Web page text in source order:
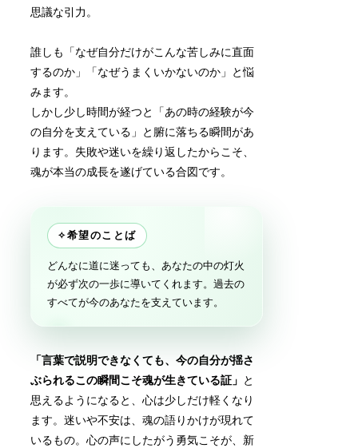
思議な引力。
誰しも「なぜ自分だけがこんな苦しみに直面
するのか」「なぜうまくいかないのか」と悩
みます。
しかし少し時間が経つと「あの時の経験が今
の自分を支えている」と腑に落ちる瞬間があ
ります。失敗や迷いを繰り返したからこそ、
魂が本当の成長を遂げている合図です。
✧希望のことば
どんなに道に迷っても、あなたの中の灯火
が必ず次の一歩に導いてくれます。過去の
すべてが今のあなたを支えています。
「言葉で説明できなくても、今の自分が揺さ
ぶられるこの瞬間こそ魂が生きている証」 と
思えるようになると、心は少しだけ軽くなり
ます。迷いや不安は、魂の語りかけが現れて
いるもの。心の声にしたがう勇気こそが、新